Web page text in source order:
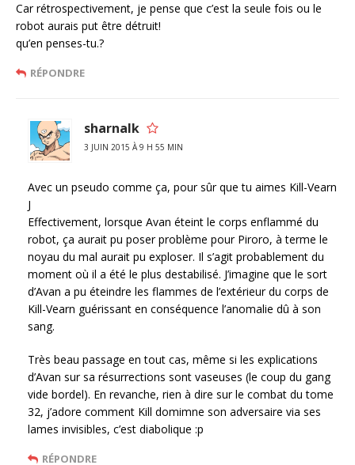
Car rétrospectivement, je pense que c’est la seule fois ou le
robot aurais put être détruit!
qu’en penses-tu.?
RÉPONDRE
sharnalk
3 JUIN 2015 À 9 H 55 MIN
Avec un pseudo comme ça, pour sûr que tu aimes Kill-Vearn
J
Effectivement, lorsque Avan éteint le corps enflammé du
robot, ça aurait pu poser problème pour Piroro, à terme le
noyau du mal aurait pu exploser. Il s’agit probablement du
moment où il a été le plus destabilisé. J’imagine que le sort
d’Avan a pu éteindre les flammes de l’extérieur du corps de
Kill-Vearn guérissant en conséquence l’anomalie dû à son
sang.
Très beau passage en tout cas, même si les explications
d’Avan sur sa résurrections sont vaseuses (le coup du gang
vide bordel). En revanche, rien à dire sur le combat du tome
32, j’adore comment Kill domimne son adversaire via ses
lames invisibles, c’est diabolique :p
RÉPONDRE